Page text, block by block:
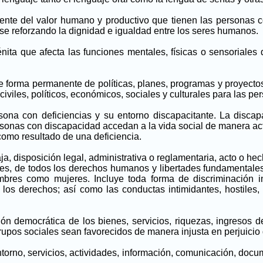
del valor humano y productivo que tienen las
reforzando la dignidad e igualdad entre los seres humanos.
que afecta las funciones mentales, físicas o
permanente de políticas, planes, programas y
políticos, económicos, sociales y culturales para las
con deficiencias y su entorno discapacitante. La
con discapacidad accedan a la vida social de manera
resultado de una deficiencia.
disposición legal, administrativa o reglamentaria, acto o
de todos los derechos humanos y libertades
como mujeres. Incluye toda forma de
derechos; así como las conductas intimidantes,
democrática de los bienes, servicios, riquezas, ingresos
sociales sean favorecidos de manera injusta en perjuicio
servicios, actividades, información, comunicación,